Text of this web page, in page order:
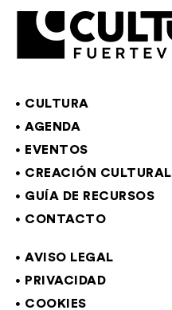
CULTURA
AGENDA
EVENTOS
CREACIÓN CULTURAL
GUÍA DE RECURSOS
CONTACTO
AVISO LEGAL
PRIVACIDAD
COOKIES